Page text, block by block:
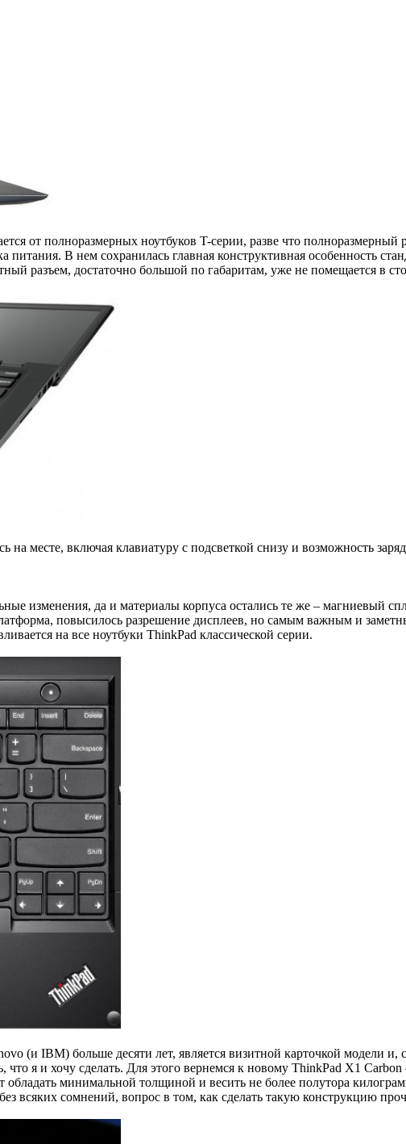
от полноразмерных ноутбуков T-серии, разве что
В нем сохранилась главная конструктивная особенность
разъем, достаточно большой по габаритам, уже не помещается в
месте, включая клавиатуру с подсветкой снизу и возможность
изменения, да и материалы корпуса остались те же – магниевый
повысилось разрешение дисплеев, но самым важным и
на все ноутбуки ThinkPad классической серии.
(и IBM) больше десяти лет, является визитной карточкой модели и,
я и хочу сделать. Для этого вернемся к новому ThinkPad X1 Carbon
обладать минимальной толщиной и весить не более полутора
всяких сомнений, вопрос в том, как сделать такую конструкцию